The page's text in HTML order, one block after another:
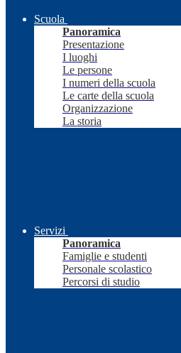
Scuola
Panoramica
Presentazione
I luoghi
Le persone
I numeri della scuola
Le carte della scuola
Organizzazione
La storia
Servizi
Panoramica
Famiglie e studenti
Personale scolastico
Percorsi di studio